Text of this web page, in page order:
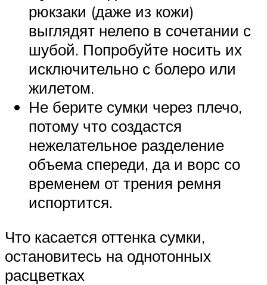
рюкзаки (даже из кожи)
выглядят нелепо в сочетании с
шубой. Попробуйте носить их
исключительно с болеро или
жилетом.
Не берите сумки через плечо,
потому что создастся
нежелательное разделение
объема спереди, да и ворс со
временем от трения ремня
испортится.
Что касается оттенка сумки,
остановитесь на однотонных
расцветках